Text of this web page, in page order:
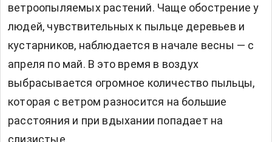
ветроопыляемых растений. Чаще обострение у
людей, чувствительных к пыльце деревьев и
кустарников, наблюдается в начале весны — с
апреля по май. В это время в воздух
выбрасывается огромное количество пыльцы,
которая с ветром разносится на большие
расстояния и при вдыхании попадает на
слизистые.